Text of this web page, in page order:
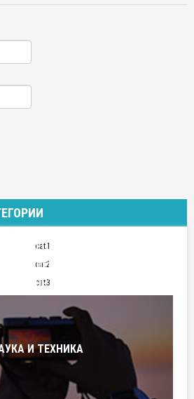
ПУТЕШЕСТВИЯ
ОТНОШЕНИЯ
СПОРТ
И ТЕХНИКА